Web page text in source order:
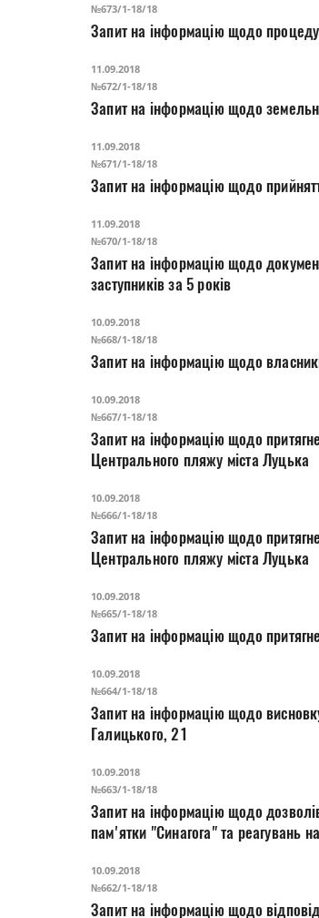
№673/1-18/18
Запит на інформацію щодо
11.09.2018
№672/1-18/18
Запит на інформацію щодо
11.09.2018
№671/1-18/18
Запит на інформацію щодо
11.09.2018
№670/1-18/18
Запит на інформацію щодо
заступників за 5 років
10.09.2018
№668/1-18/18
Запит на інформацію щодо
10.09.2018
№667/1-18/18
Запит на інформацію щодо
Центрального пляжу міста Луцька
10.09.2018
№666/1-18/18
Запит на інформацію щодо
Центрального пляжу міста Луцька
10.09.2018
№665/1-18/18
Запит на інформацію щодо
10.09.2018
№664/1-18/18
Запит на інформацію щодо
Галицького, 21
10.09.2018
№663/1-18/18
Запит на інформацію щодо
пам'ятки "Синагога" та
10.09.2018
№662/1-18/18
Запит на інформацію щодо